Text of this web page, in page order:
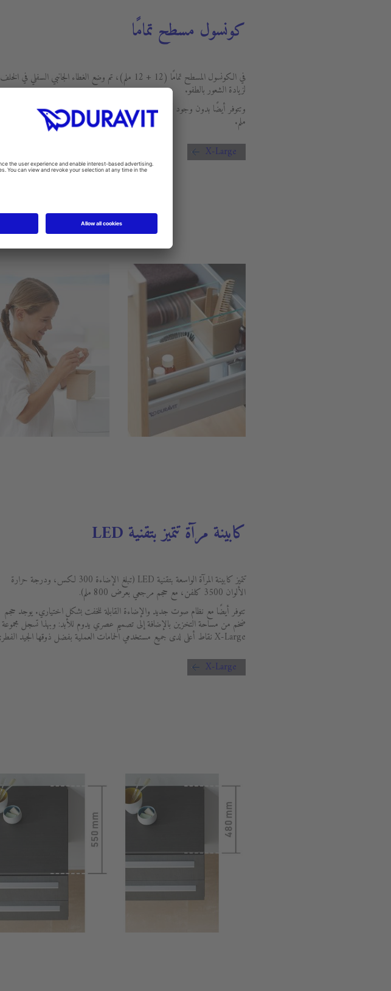
كونسول مسطح تمامًا
في الكونسول المسطح تمامًا (12 + 12 ملم)، تم وضع الغطاء الجانبي السفلي في الخلف
لزيادة الشعور بالطفو.
ملم.
X-Large
كابينة مرآة تتميز بتقنية LED
تتميز كابينة المرآة الواسعة بتقنية LED (تبلغ الإضاءة 300 لكس، ودرجة حرارة
الألوان 3500 كلفن، مع حجم مرجعي بعرض 800 ملم).
تتوفر أيضًا مع نظام صوت جديد والإضاءة القابلة للخفت بشكل اختياري. يوجد حجم
ضخم من مساحة التخزين بالإضافة إلى تصميم عصري يدوم للأبد: وبهذا تسجل مجموعة
X-Large نقاط أعلى لدى جميع مستخدمي الحمامات العملية بفضل ذوقها الجيد الفطري.
X-Large